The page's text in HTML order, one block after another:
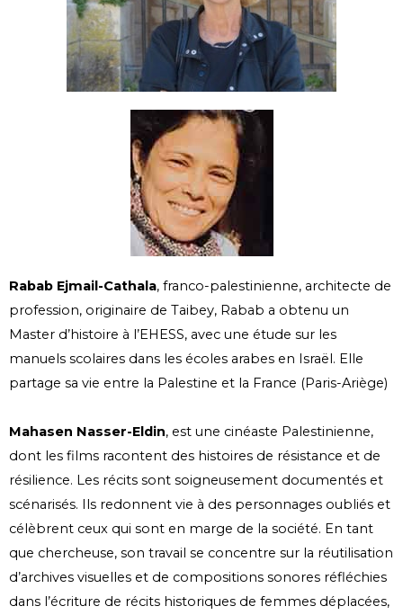
Rabab Ejmail-Cathala, franco-palestinienne, architecte de
profession, originaire de Taibey, Rabab a obtenu un
Master d’histoire à l’EHESS, avec une étude sur les
manuels scolaires dans les écoles arabes en Israël. Elle
partage sa vie entre la Palestine et la France (Paris-Ariège)
Mahasen Nasser-Eldin, est une cinéaste Palestinienne,
dont les films racontent des histoires de résistance et de
résilience. Les récits sont soigneusement documentés et
scénarisés. Ils redonnent vie à des personnages oubliés et
célèbrent ceux qui sont en marge de la société. En tant
que chercheuse, son travail se concentre sur la réutilisation
d’archives visuelles et de compositions sonores réfléchies
dans l’écriture de récits historiques de femmes déplacées,